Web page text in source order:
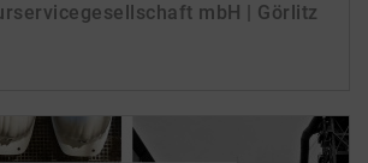
mbH | Görlitz